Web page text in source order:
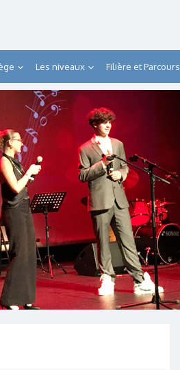
Les niveaux Filière et Parcours